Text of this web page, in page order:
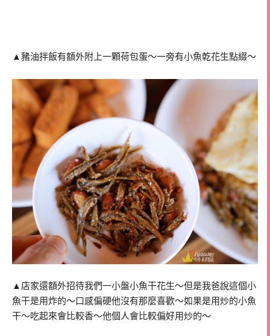
▲豬油拌飯有額外附上一顆荷包蛋～一旁有小魚乾花生點綴～
▲店家還額外招待我們一小盤小魚干花生～但是我爸說這個小
魚干是用炸的～口感偏硬他沒有那麼喜歡～如果是用炒的小魚
干～吃起來會比較香～他個人會比較偏好用炒的～